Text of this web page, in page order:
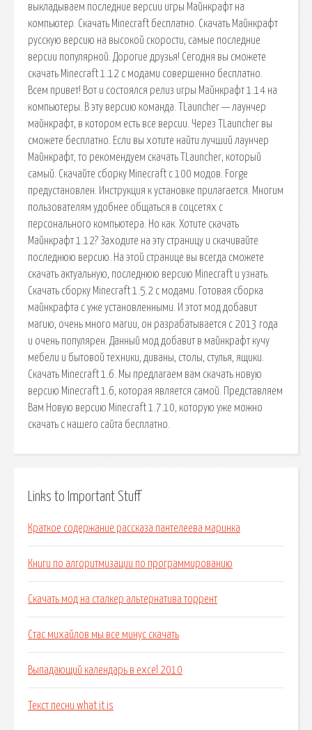
выкладываем последние версии игры Майнкрафт на
компьютер. Скачать Minecraft бесплатно. Скачать Майнкрафт
русскую версию на высокой скорости, самые последние
версии популярной. Дорогие друзья! Сегодня вы сможете
скачать Minecraft 1.12 с модами совершенно бесплатно.
Всем привет! Вот и состоялся релиз игры Майнкрафт 1.14 на
компьютеры. В эту версию команда. TLauncher — лаунчер
майнкрафт, в котором есть все версии. Через TLauncher вы
сможете бесплатно. Если вы хотите найти лучший лаунчер
Майнкрафт, то рекомендуем скачать TLauncher, который
самый. Скачайте сборку Minecraft с 100 модов. Forge
предустановлен. Инструкция к установке прилагается. Многим
пользователям удобнее общаться в соцсетях с
персонального компьютера. Но как. Хотите скачать
Майнкрафт 1.12? Заходите на эту страницу и скачивайте
последнюю версию. На этой странице вы всегда сможете
скачать актуальную, последнюю версию Minecraft и узнать.
Скачать сборку Minecraft 1.5.2 с модами. Готовая сборка
майнкрафта с уже установленными. И этот мод добавит
магию, очень много магии, он разрабатывается с 2013 года
и очень популярен. Данный мод добавит в майнкрафт кучу
мебели и бытовой техники, диваны, столы, стулья, ящики.
Скачать Minecraft 1.6. Мы предлагаем вам скачать новую
версию Minecraft 1.6, которая является самой. Представляем
Вам Новую версию Minecraft 1.7.10, которую уже можно
скачать с нашего сайта бесплатно.
Links to Important Stuff
Краткое содержание рассказа пантелеева маринка
Книги по алгоритмизации по программированию
Скачать мод на сталкер альтернатива торрент
Стас михайлов мы все минус скачать
Выпадающий календарь в excel 2010
Текст песни what it is